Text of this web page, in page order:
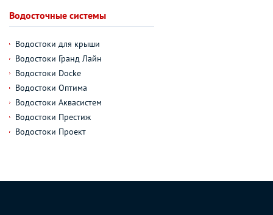
Водосточные системы
Водостоки для крыши
Водостоки Гранд Лайн
Водостоки Docke
Водостоки Оптима
Водостоки Аквасистем
Водостоки Престиж
Водостоки Проект